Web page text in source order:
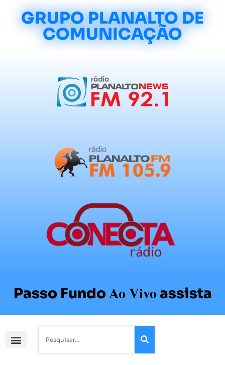
GRUPO PLANALTO DE
COMUNICAÇÃO
Passo FundoAo Vivoassista